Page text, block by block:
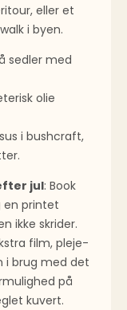
eller et
i byen.
sedler med
olie
i bushcraft,
jul: Book
en printet
ikke skrider.
film, pleje­
i brug med det
på
kuvert.